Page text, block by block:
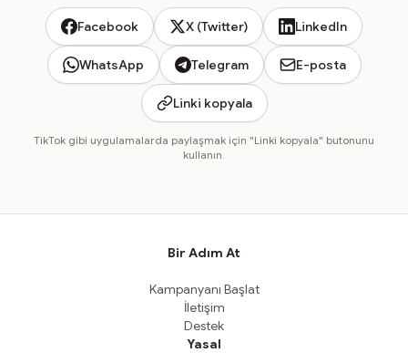
Facebook X (Twitter) LinkedIn
WhatsApp Telegram E-posta
Linki kopyala
TikTok gibi uygulamalarda paylaşmak için "Linki kopyala" butonunu
kullanın.
Bir Adım At
Kampanyanı Başlat
İletişim
Destek
Yasal